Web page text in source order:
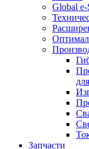
Global e-
Запчасти